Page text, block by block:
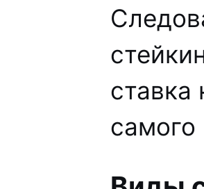
ставка
самого